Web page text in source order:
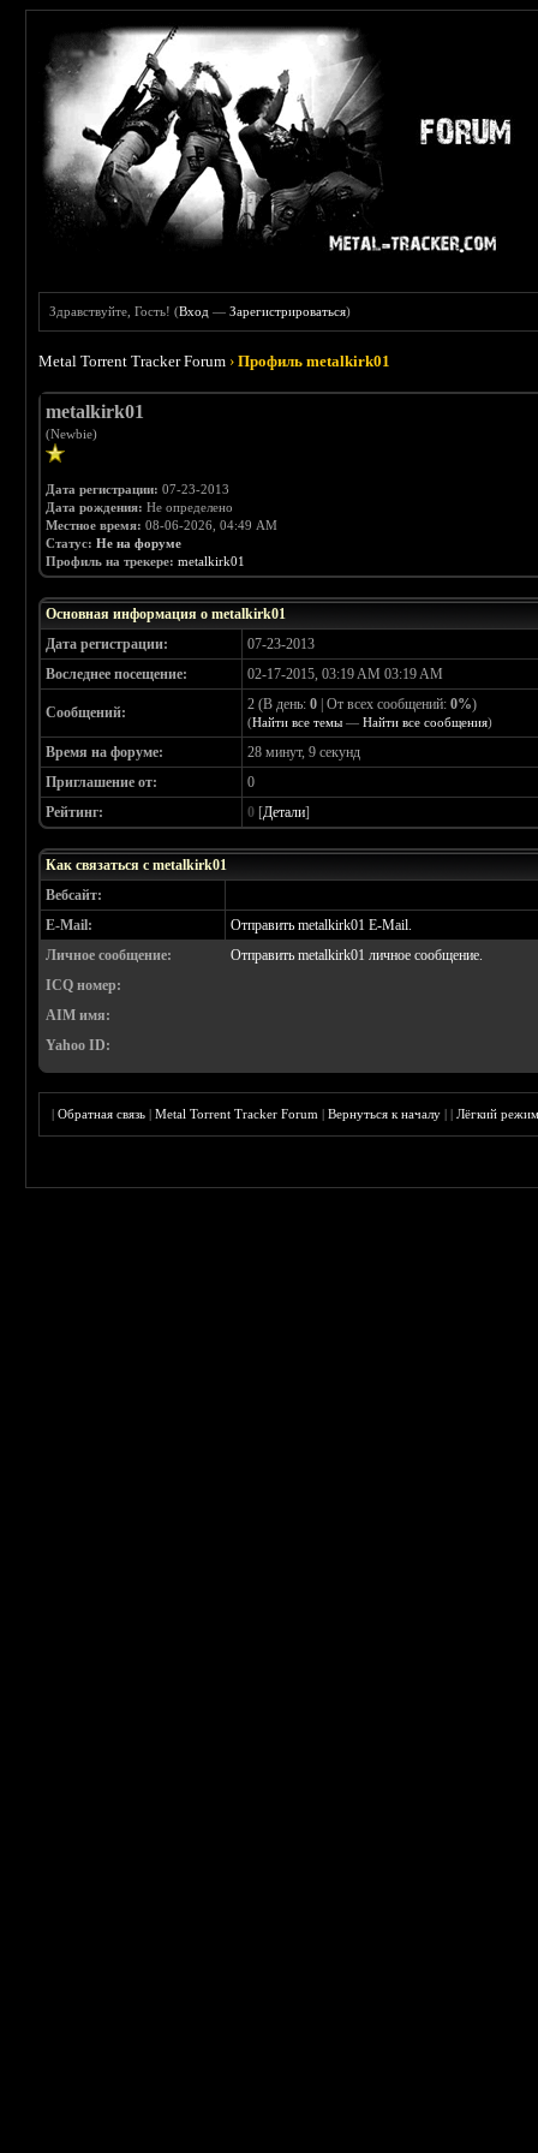
Здравствуйте, Гость! (Вход —Зарегистрироваться)
Metal Torrent Tracker Forum ›Профиль metalkirk01
metalkirk01
(Newbie)
Дата регистрации: 07-23-2013
Дата рождения: Не определено
Местное время: 08-06-2026, 04:49 AM
Статус: Не на форуме
Профиль на трекере: metalkirk01
Основная информация о metalkirk01
Дата регистрации:
07-23-2013
Воследнее посещение:
02-17-2015, 03:19 AM 03:19 AM
Сообщений: 2 (В день:0 | От всех сообщений:0%)
(Найти все темы —Найти все сообщения)
Время на форуме:
28 минут, 9 секунд
Приглашение от:
0
Рейтинг:
0 [Детали]
Как связаться с metalkirk01
Вебсайт:
E-Mail:
Отправить metalkirk01 E-Mail.
Личное сообщение:
Отправить metalkirk01 личное сообщение.
ICQ номер:
AIM имя:
Yahoo ID:
|Обратная связь |Metal Torrent Tracker Forum |Вернуться к началу ||Лёгкий